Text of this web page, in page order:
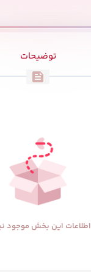
feed
توضیحات
اطلاعات این بخش موجود